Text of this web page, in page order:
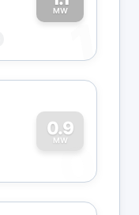
MW
1
0.9
MW
0